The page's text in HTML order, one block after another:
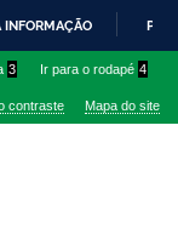
INFORMAÇÃO
3 Ir para o rodapé 4
contraste Mapa do site